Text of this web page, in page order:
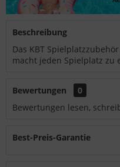
Beschreibung
Das KBT
macht jeden Spielplatz zu
Bewertungen
0
Bewertungen lesen,
Best-Preis-Garantie